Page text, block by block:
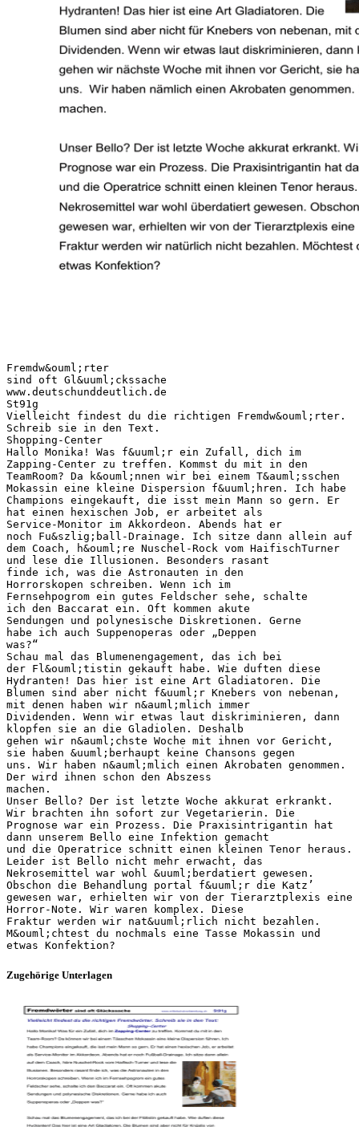
Fremdw&ouml;rter
sind oft Gl&uuml;ckssache
www.deutschunddeutlich.de
St91g
Vielleicht findest du die richtigen Fremdw&ouml;rter.
Schreib sie in den Text.
Shopping-Center
Hallo Monika! Was f&uuml;r ein Zufall, dich im
Zapping-Center zu treffen. Kommst du mit in den
TeamRoom? Da k&ouml;nnen wir bei einem T&auml;sschen
Mokassin eine kleine Dispersion f&uuml;hren. Ich habe
Champions eingekauft, die isst mein Mann so gern. Er
hat einen hexischen Job, er arbeitet als
Service-Monitor im Akkordeon. Abends hat er
noch Fu&szlig;ball-Drainage. Ich sitze dann allein auf
dem Coach, h&ouml;re Nuschel-Rock vom HaifischTurner
und lese die Illusionen. Besonders rasant
finde ich, was die Astronauten in den
Horrorskopen schreiben. Wenn ich im
Fernsehpogrom ein gutes Feldscher sehe, schalte
ich den Baccarat ein. Oft kommen akute
Sendungen und polynesische Diskretionen. Gerne
habe ich auch Suppenoperas oder „Deppen
was?“
Schau mal das Blumenengagement, das ich bei
der Fl&ouml;tistin gekauft habe. Wie duften diese
Hydranten! Das hier ist eine Art Gladiatoren. Die
Blumen sind aber nicht f&uuml;r Knebers von nebenan,
mit denen haben wir n&auml;mlich immer
Dividenden. Wenn wir etwas laut diskriminieren, dann
klopfen sie an die Gladiolen. Deshalb
gehen wir n&auml;chste Woche mit ihnen vor Gericht,
sie haben &uuml;berhaupt keine Chansons gegen
uns. Wir haben n&auml;mlich einen Akrobaten genommen.
Der wird ihnen schon den Abszess
machen.
Unser Bello? Der ist letzte Woche akkurat erkrankt.
Wir brachten ihn sofort zur Vegetarierin. Die
Prognose war ein Prozess. Die Praxisintrigantin hat
dann unserem Bello eine Infektion gemacht
und die Operatrice schnitt einen kleinen Tenor heraus.
Leider ist Bello nicht mehr erwacht, das
Nekrosemittel war wohl &uuml;berdatiert gewesen.
Obschon die Behandlung portal f&uuml;r die Katz’
gewesen war, erhielten wir von der Tierarztplexis eine
Horror-Note. Wir waren komplex. Diese
Fraktur werden wir nat&uuml;rlich nicht bezahlen.
M&ouml;chtest du nochmals eine Tasse Mokassin und
Zugehörige Unterlagen